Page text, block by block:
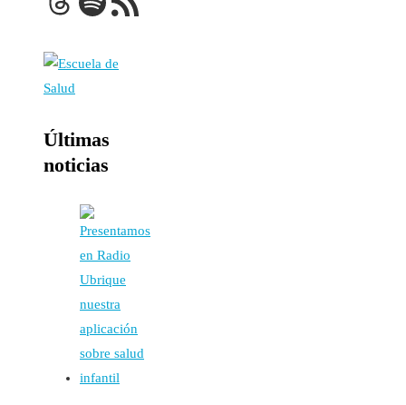
Últimas
noticias